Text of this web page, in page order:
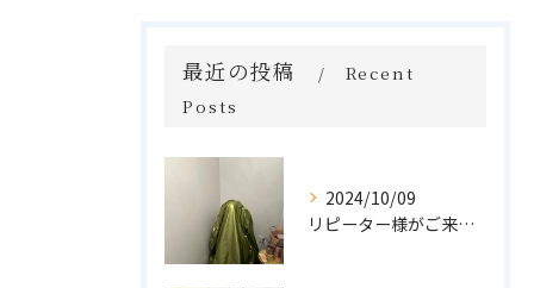
最近の投稿
Recent
Posts
2024/10/09
リピーター様がご来店🌿オーガニックよもぎハーブ蒸し